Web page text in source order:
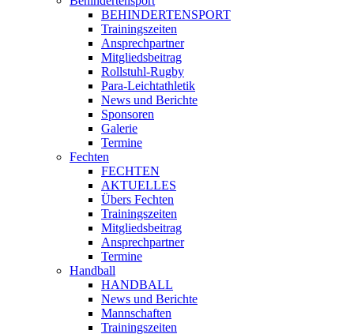
BEHINDERTENSPORT
Trainingszeiten
Ansprechpartner
Mitgliedsbeitrag
Rollstuhl-Rugby
Para-Leichtathletik
News und Berichte
Sponsoren
Galerie
Termine
Fechten
FECHTEN
AKTUELLES
Übers Fechten
Trainingszeiten
Mitgliedsbeitrag
Ansprechpartner
Termine
Handball
HANDBALL
News und Berichte
Mannschaften
Trainingszeiten